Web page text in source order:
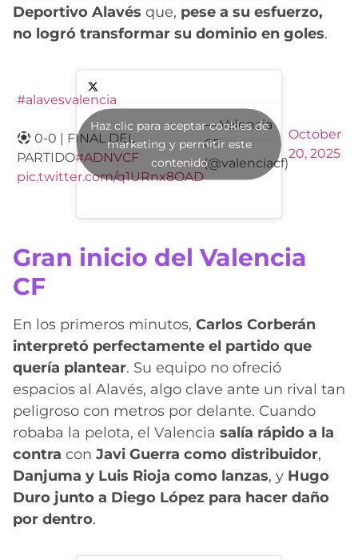
Deportivo Alavés que, pese a su esfuerzo,
no logró transformar su dominio en goles.
#alavesvalencia
0-0 | FINAL DEL
PARTIDO#ADNVCF
pic.twitter.com/q1URnx8OAD
— Valencia
CF
(@valenciacf)
October
20, 2025
Haz clic para aceptar cookies de
marketing y permitir este
contenido
Gran inicio del Valencia
CF
En los primeros minutos, Carlos Corberán
interpretó perfectamente el partido que
quería plantear. Su equipo no ofreció
espacios al Alavés, algo clave ante un rival tan
peligroso con metros por delante. Cuando
robaba la pelota, el Valencia salía rápido a la
contra con Javi Guerra como distribuidor,
Danjuma y Luis Rioja como lanzas, y Hugo
Duro junto a Diego López para hacer daño
por dentro.